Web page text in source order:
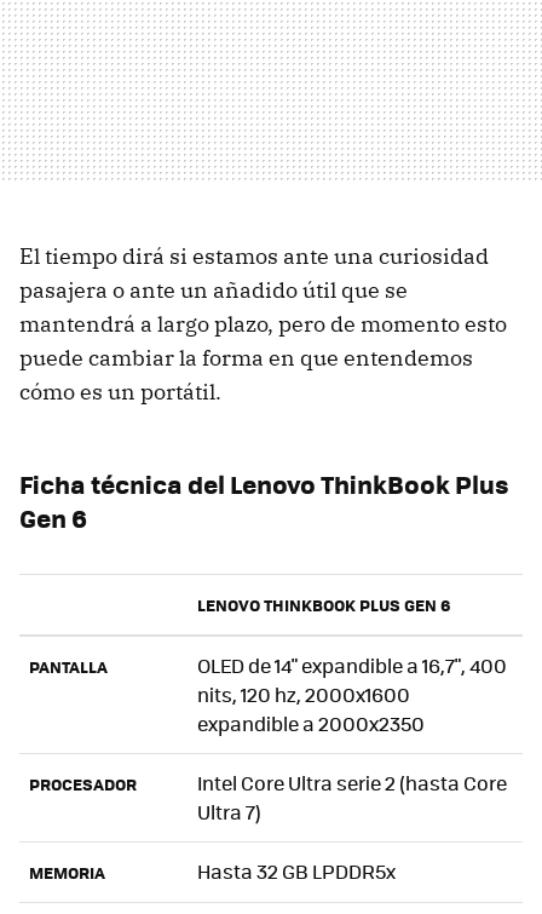
El tiempo dirá si estamos ante una curiosidad
pasajera o ante un añadido útil que se
mantendrá a largo plazo, pero de momento esto
puede cambiar la forma en que entendemos
cómo es un portátil.
Ficha técnica del Lenovo ThinkBook Plus
Gen 6
LENOVO THINKBOOK PLUS GEN 6
PANTALLA
OLED de 14" expandible a 16,7", 400
nits, 120 hz, 2000x1600
expandible a 2000x2350
PROCESADOR
Intel Core Ultra serie 2 (hasta Core
Ultra 7)
MEMORIA Hasta 32 GB LPDDR5x